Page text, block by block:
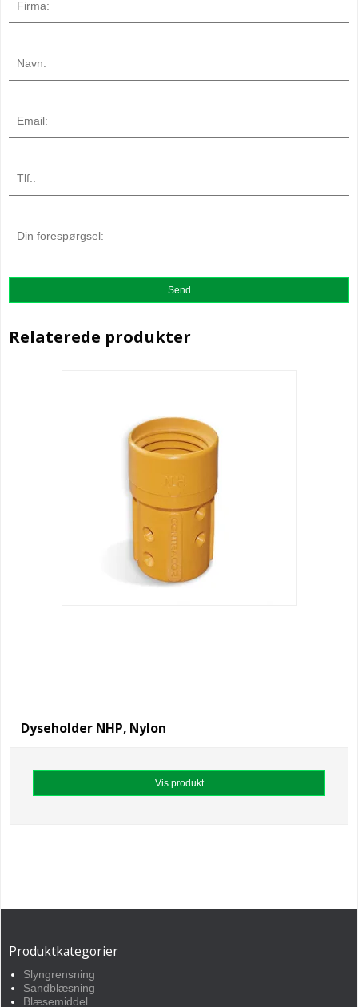
Relaterede produkter
Dyseholder NHP, Nylon
Vis produkt
Produktkategorier
Slyngrensning
Sandblæsning
Blæsemiddel